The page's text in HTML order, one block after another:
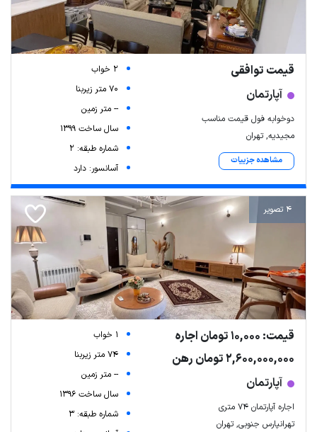
قیمت توافقی
آپارتمان
دوخوابه فول قیمت مناسب
مجیدیه, تهران
مشاهده جزییات
2 خواب
70 متر زیربنا
-- متر زمین
سال ساخت 1399
شماره طبقه: 2
آسانسور: دارد
4 تصویر
قیمت: 10,000 تومان اجاره
2,600,000,000 تومان رهن
آپارتمان
اجاره آپارتمان ۷۴ متری
تهرانپارس جنوبی, تهران
1 خواب
74 متر زیربنا
-- متر زمین
سال ساخت 1396
شماره طبقه: 3